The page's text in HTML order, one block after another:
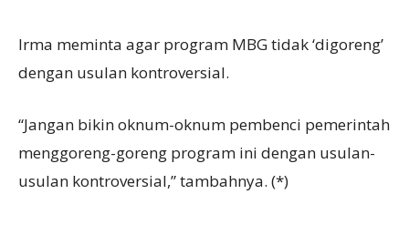
Irma meminta agar program MBG tidak ‘digoreng’
dengan usulan kontroversial.
“Jangan bikin oknum-oknum pembenci pemerintah
menggoreng-goreng program ini dengan usulan-
usulan kontroversial,” tambahnya. (*)